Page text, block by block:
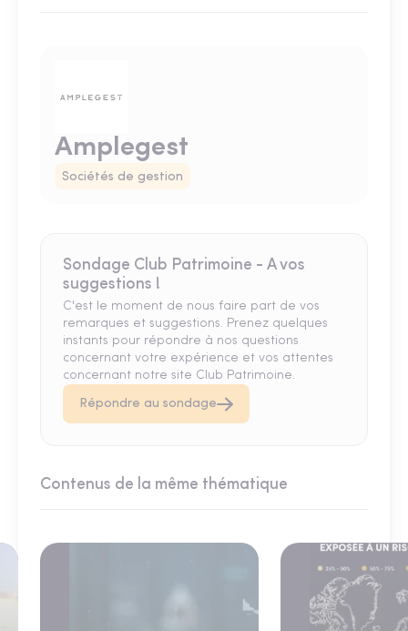
Amplegest
Sociétés de gestion
Sondage Club Patrimoine - A vos
suggestions !
C'est le moment de nous faire part de vos
remarques et suggestions. Prenez quelques
instants pour répondre à nos questions
concernant votre expérience et vos attentes
concernant notre site Club Patrimoine.
Répondre au sondage
Contenus de la même thématique